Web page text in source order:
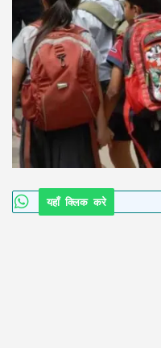
यहाँ क्लिक करे